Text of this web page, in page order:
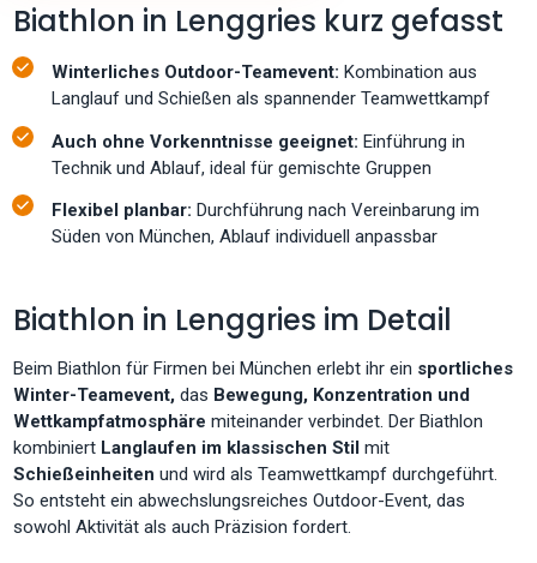
Biathlon in Lenggries kurz gefasst
Winterliches Outdoor-Teamevent:Kombination aus
Langlauf und Schießen als spannender Teamwettkampf
Auch ohne Vorkenntnisse geeignet: Einführung in
Technik und Ablauf, ideal für gemischte Gruppen
Flexibel planbar:Durchführung nach Vereinbarung im
Süden von München, Ablauf individuell anpassbar
Biathlon in Lenggries im Detail
Beim Biathlon für Firmen bei München erlebt ihr ein sportliches
Winter-Teamevent,das Bewegung, Konzentration und
Wettkampfatmosphäre miteinander verbindet. Der Biathlon
kombiniert Langlaufen im klassischen Stilmit
Schießeinheiten und wird als Teamwettkampf durchgeführt.
So entsteht ein abwechslungsreiches Outdoor-Event, das
sowohl Aktivität als auch Präzision fordert.